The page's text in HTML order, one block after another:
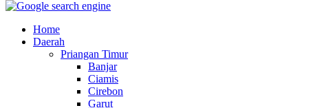
Home
Daerah
Priangan Timur
Banjar
Ciamis
Cirebon
Garut